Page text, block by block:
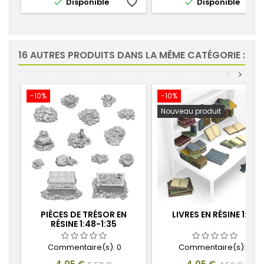
16 AUTRES PRODUITS DANS LA MÊME CATÉGORIE :
>
<
-10%
PIÈCES DE TRÉSOR EN
RÉSINE 1:48-1:35
Commentaire(s): 0
-10%
Nouveau produit
LIVRES EN RÉSINE 1:35
Commentaire(s):